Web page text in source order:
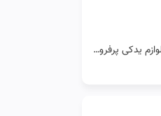
دلایل محبوبیت خاص رنو کپچر در ایران + لوازم یدکی پرفروش آن